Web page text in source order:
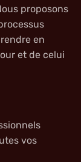
proposons
en
et de celui
vos